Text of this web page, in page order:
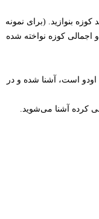
بنوازید. (برای نمونه
کوزه نواخته شده
اودو است، آشنا شده و در
کرده آشنا می‌شوید.